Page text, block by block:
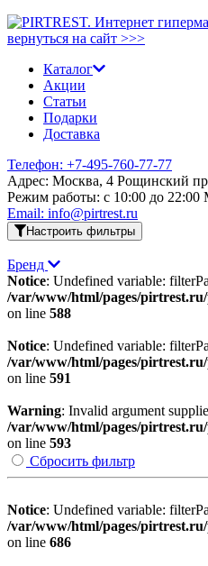
вернуться на сайт >>>
Каталог
Акции
Статьи
Подарки
Доставка
Телефон: +7-495-760-77-77
Адрес: Москва, 4 Рощинский
Режим работы: c 10:00 до
Email: info@pirtrest.ru
Настроить фильтры
Бренд
Notice: Undefined variable:
/var/www/html/pages/
on line 588
Notice: Undefined variable:
/var/www/html/pages/
on line 591
Warning: Invalid argument
/var/www/html/pages/
on line 593
Сбросить фильтр
Notice: Undefined variable:
/var/www/html/pages/
on line 686